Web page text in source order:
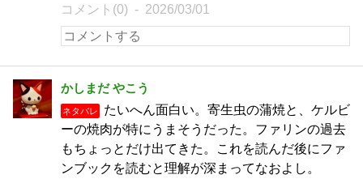
コメント(0) 2026/03/01
かしまだ やこう
ネタバレ
たいへん面白い。寄生虫の蒲焼と、ケルビ
ーの焼肉が特にうまそうだった。ファリンの過去
もちょっとだけ出てきた。これを読んだ後にファ
ンブックを読むと理解が深まってなおよし。